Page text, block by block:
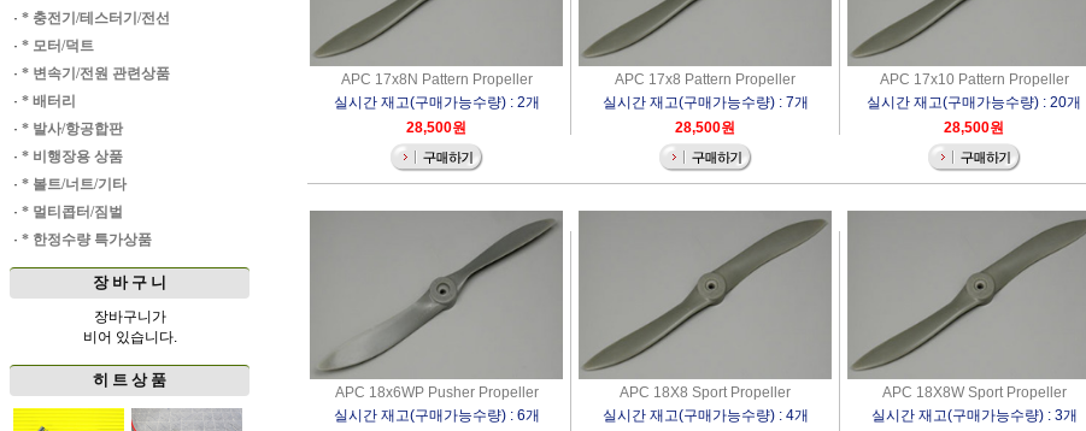
· * 충전기/테스터기/전선
· * 모터/덕트
· * 변속기/전원 관련상품
· * 배터리
· * 발사/항공합판
· * 비행장용 상품
· * 볼트/너트/기타
· * 멀티콥터/짐벌
· * 한정수량 특가상품
장 바 구 니
장바구니가
비어 있습니다.
히 트 상 품
APC 17x8N Pattern Propeller
실시간 재고(구매가능수량) : 2개
28,500원
APC 17x8 Pattern Propeller
실시간 재고(구매가능수량) : 7개
28,500원
APC 17x10 Pattern Propeller
실시간 재고(구매가능수량) : 20개
28,500원
APC 18x6WP Pusher Propeller
실시간 재고(구매가능수량) : 6개
APC 18X8 Sport Propeller
실시간 재고(구매가능수량) : 4개
APC 18X8W Sport Propeller
실시간 재고(구매가능수량) : 3개